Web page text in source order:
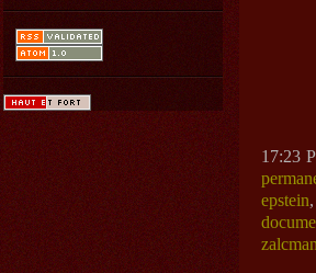
17:23
epstein
zalcman